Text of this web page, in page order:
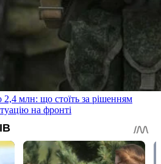
млн: що стоїть за рішенням
на фронті